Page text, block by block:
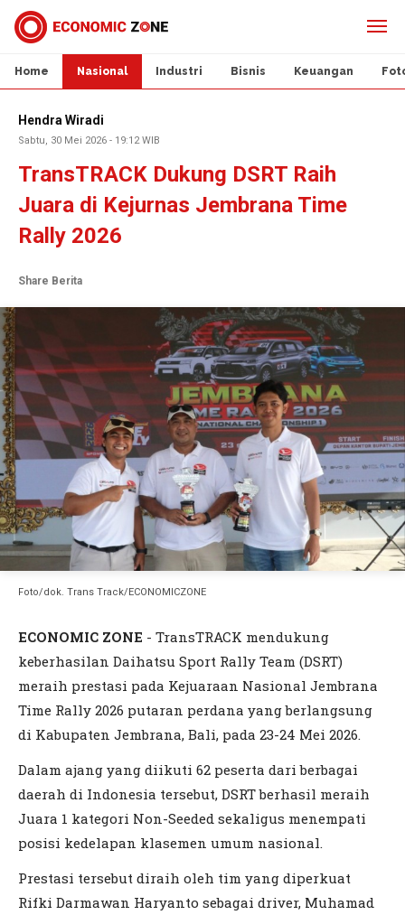
Home Nasional Industri Bisnis Keuangan
Hendra Wiradi
Sabtu, 30 Mei 2026 - 19:12 WIB
TransTRACK Dukung DSRT Raih
Juara di Kejurnas Jembrana Time
Rally 2026
Share Berita
Foto/dok. Trans Track/ECONOMICZONE
ECONOMIC ZONE - TransTRACK mendukung
keberhasilan Daihatsu Sport Rally Team (DSRT)
meraih prestasi pada Kejuaraan Nasional Jembrana
Time Rally 2026 putaran perdana yang berlangsung
di Kabupaten Jembrana, Bali, pada 23-24 Mei 2026.
Dalam ajang yang diikuti 62 peserta dari berbagai
daerah di Indonesia tersebut, DSRT berhasil meraih
Juara 1 kategori Non-Seeded sekaligus menempati
posisi kedelapan klasemen umum nasional.
Prestasi tersebut diraih oleh tim yang diperkuat
Rifki Darmawan Haryanto sebagai driver, Muhamad